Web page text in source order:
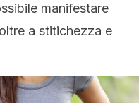
manifestare
a stitichezza e